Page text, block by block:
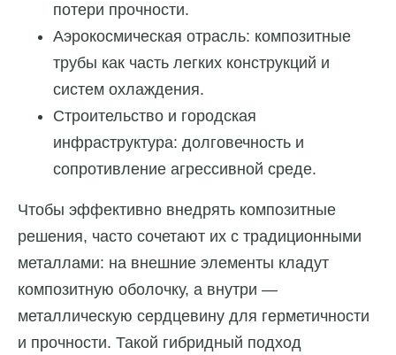
потери прочности.
Аэрокосмическая отрасль: композитные
трубы как часть легких конструкций и
систем охлаждения.
Строительство и городская
инфраструктура: долговечность и
сопротивление агрессивной среде.
Чтобы эффективно внедрять композитные
решения, часто сочетают их с традиционными
металлами: на внешние элементы кладут
композитную оболочку, а внутри —
металлическую сердцевину для герметичности
и прочности. Такой гибридный подход